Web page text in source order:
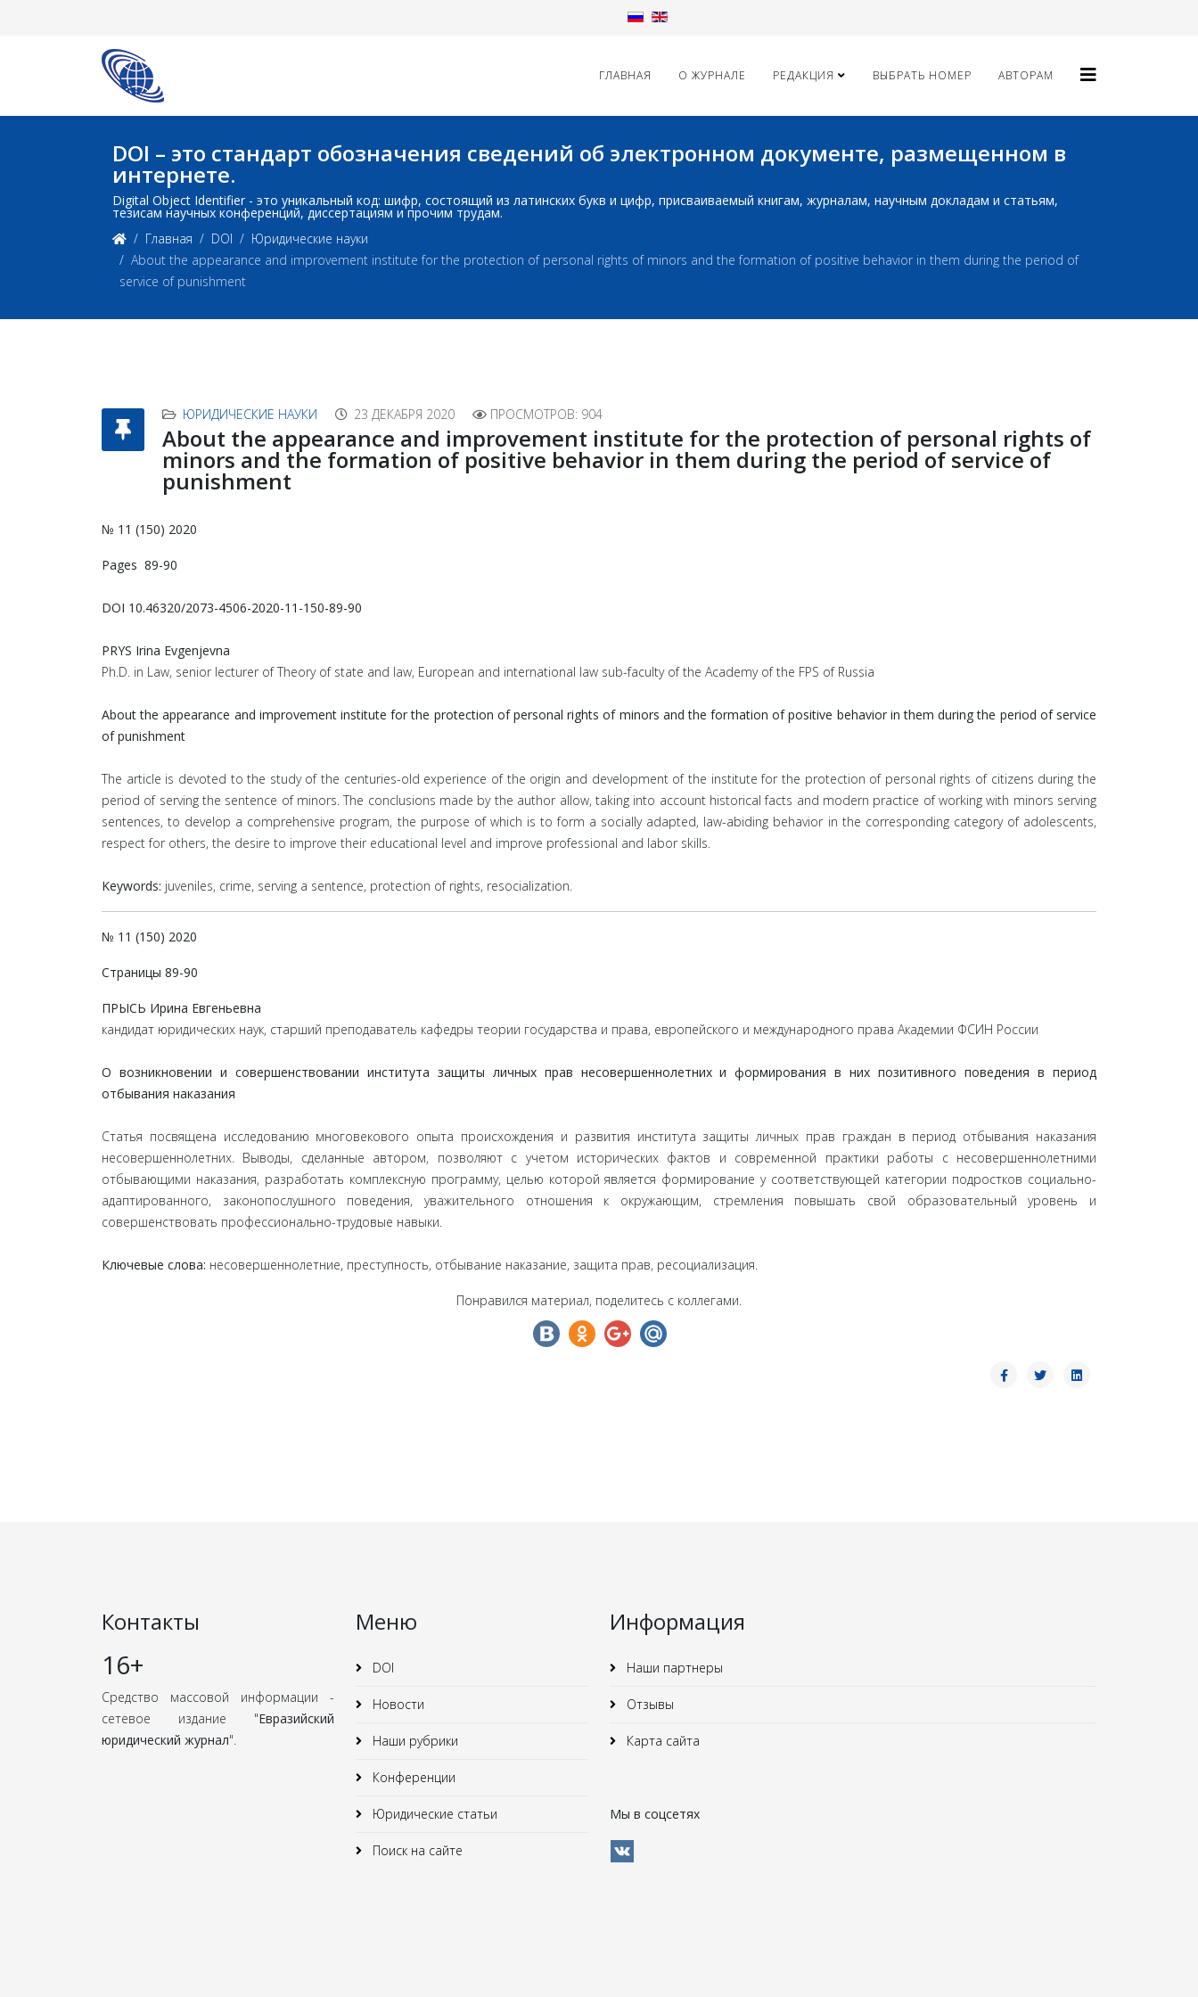
ГЛАВНАЯ О ЖУРНАЛЕ РЕДАКЦИЯ ВЫБРАТЬ НОМЕР АВТОРАМ
DOI – это стандарт обозначения сведений об электронном документе, размещенном в
интернете.
Digital Object Identifier - это уникальный код: шифр, состоящий из латинских букв и цифр, присваиваемый книгам, журналам, научным докладам и статьям,
тезисам научных конференций, диссертациям и прочим трудам.
Главная
DOI
Юридические науки
About the appearance and improvement institute for the protection of personal rights of minors and the formation of positive behavior in them during the period of
service of punishment
ЮРИДИЧЕСКИЕ НАУКИ 23 ДЕКАБРЯ 2020 ПРОСМОТРОВ: 904
About the appearance and improvement institute for the protection of personal rights of
minors and the formation of positive behavior in them during the period of service of
punishment
№ 11 (150) 2020
Pages 89-90
DOI 10.46320/2073-4506-2020-11-150-89-90
PRYS Irina Evgenjevna
Ph.D. in Law, senior lecturer of Theory of state and law, European and international law sub-faculty of the Academy of the FPS of Russia
About the appearance and improvement institute for the protection of personal rights of minors and the formation of positive behavior in them during the period of service
of punishment
The article is devoted to the study of the centuries-old experience of the origin and development of the institute for the protection of personal rights of citizens during the
period of serving the sentence of minors. The conclusions made by the author allow, taking into account historical facts and modern practice of working with minors serving
sentences, to develop a comprehensive program, the purpose of which is to form a socially adapted, law-abiding behavior in the corresponding category of adolescents,
respect for others, the desire to improve their educational level and improve professional and labor skills.
Keywords: juveniles, crime, serving a sentence, protection of rights, resocialization.
№ 11 (150) 2020
Страницы 89-90
ПРЫСЬ Ирина Евгеньевна
кандидат юридических наук, старший преподаватель кафедры теории государства и права, европейского и международного права Академии ФСИН России
О возникновении и совершенствовании института защиты личных прав несовершеннолетних и формирования в них позитивного поведения в период
отбывания наказания
Статья посвящена исследованию многовекового опыта происхождения и развития института защиты личных прав граждан в период отбывания наказания
несовершеннолетних. Выводы, сделанные автором, позволяют с учетом исторических фактов и современной практики работы с несовершеннолетними
отбывающими наказания, разработать комплексную программу, целью которой является формирование у соответствующей категории подростков социально-
адаптированного, законопослушного поведения, уважительного отношения к окружающим, стремления повышать свой образовательный уровень и
совершенствовать профессионально-трудовые навыки.
Ключевые слова: несовершеннолетние, преступность, отбывание наказание, защита прав, ресоциализация.
Понравился материал, поделитесь с коллегами.
Контакты
16+
Средство массовой информации -
сетевое издание "Евразийский
юридический журнал".
Меню
DOI
Новости
Наши рубрики
Конференции
Юридические статьи
Поиск на сайте
Информация
Наши партнеры
Отзывы
Карта сайта
Мы в соцсетях